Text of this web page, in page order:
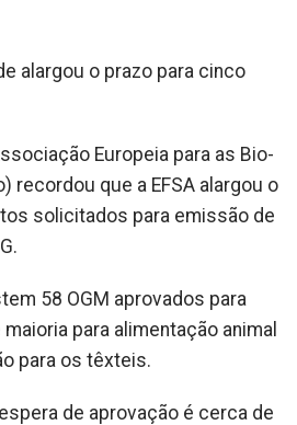
alargou o prazo para cinco
Europeia para as Bio-
recordou que a EFSA alargou o
solicitados para emissão de
58 OGM aprovados para
para alimentação animal
para os têxteis.
de aprovação é cerca de